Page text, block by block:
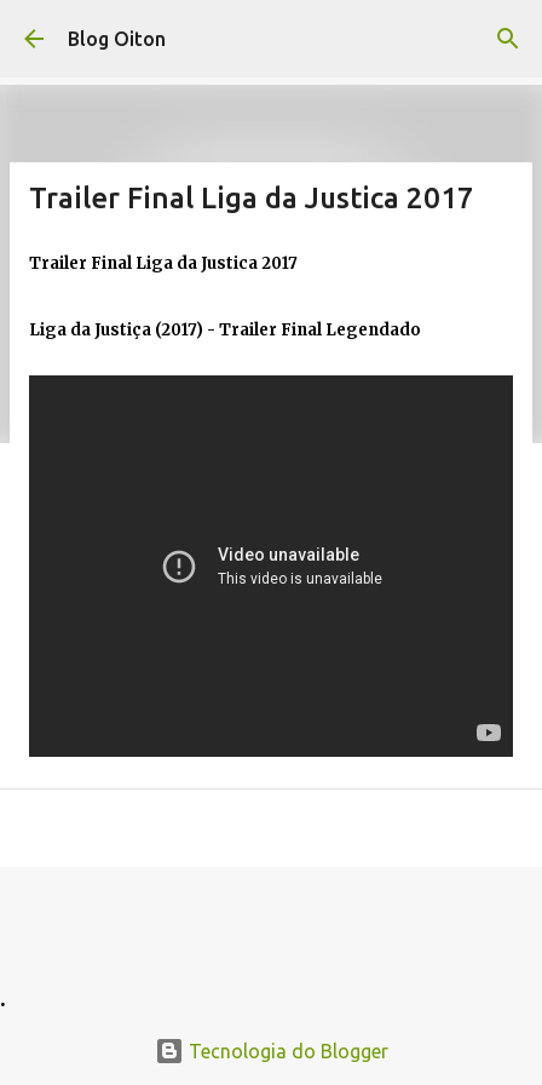
Pular para o conteúdo principal
Blog Oiton
Trailer Final Liga da Justica 2017
Trailer Final Liga da Justica 2017
Liga da Justiça (2017) - Trailer Final Legendado
.
Tecnologia do Blogger